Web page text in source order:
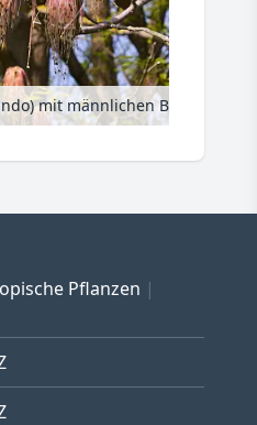
mit männlichen Blüten
Pflanzen